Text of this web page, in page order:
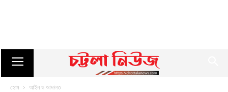
হোম আইন ও আদালত